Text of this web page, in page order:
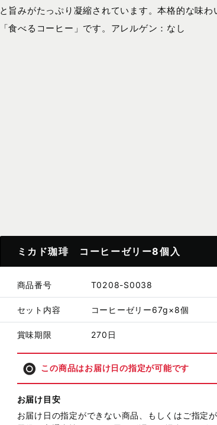
と旨みがたっぷり凝縮されています。本格的な味わ
「食べるコーヒー」です。アレルゲン：なし
ミカド珈琲 コーヒーゼリー8個入
商品番号 T0208-S0038
セット内容 コーヒーゼリー67g×8個
賞味期限 270日
この商品はお届け日の指定が可能です
お届け目安
お届け日の指定ができない商品、もしくはご指定